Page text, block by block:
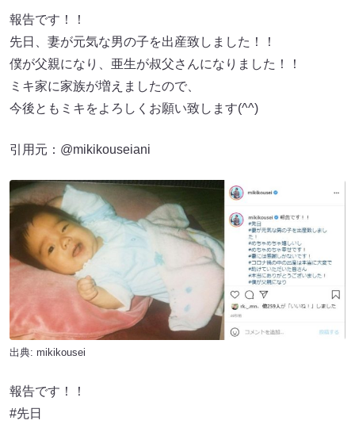
報告です！！
先日、妻が元気な男の子を出産致しました！！
僕が父親になり、亜生が叔父さんになりました！！
ミキ家に家族が増えましたので、
今後ともミキをよろしくお願い致します(^^)
引用元：@mikikouseiani
出典: mikikousei
報告です！！
#先日